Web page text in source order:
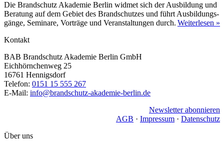
Die Brandschutz Akademie Berlin widmet sich der Ausbildung und
Beratung auf dem Gebiet des Brandschutzes und führt Ausbildungs­
gänge, Seminare, Vorträge und Veranstaltungen durch. Weiterlesen »
Kontakt
BAB Brandschutz Akademie Berlin GmbH
Eichhörnchenweg 25
16761 Hennigsdorf
Telefon: 0151 15 555 267
E-Mail: info@brandschutz-akademie-berlin.de
Newsletter abonnieren
AGB · Impressum · Datenschutz
Über uns